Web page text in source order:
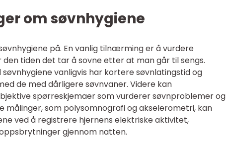
om søvnhygiene
på. En vanlig tilnærming er å vurdere
tiden det tar å sovne etter at man går til sengs.
vanligvis har kortere søvnlatingstid og
de med dårligere søvnvaner. Videre kan
spørreskjemaer som vurderer søvnproblemer og
målinger, som polysomnografi og akselerometri, kan
ved å registrere hjernens elektriske aktivitet,
gjennom natten.